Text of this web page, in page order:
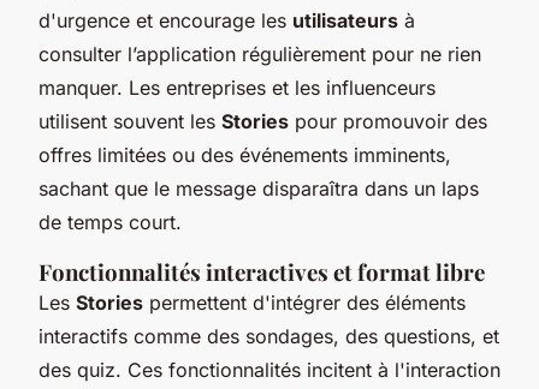
d'urgence et encourage les utilisateurs à
consulter l’application régulièrement pour ne rien
manquer. Les entreprises et les influenceurs
utilisent souvent les Stories pour promouvoir des
offres limitées ou des événements imminents,
sachant que le message disparaîtra dans un laps
de temps court.
Fonctionnalités interactives et format libre
Les Stories permettent d'intégrer des éléments
interactifs comme des sondages, des questions, et
des quiz. Ces fonctionnalités incitent à l'interaction